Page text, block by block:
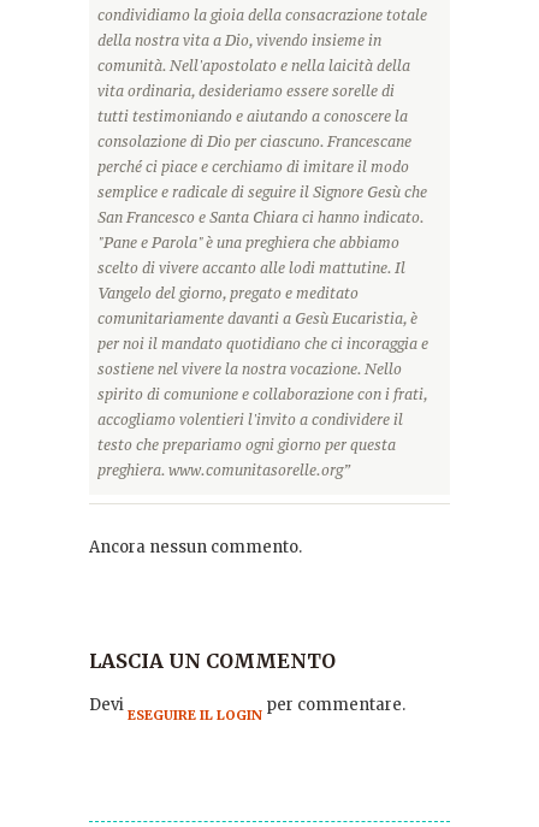
condividiamo la gioia della consacrazione totale
della nostra vita a Dio, vivendo insieme in
comunità. Nell'apostolato e nella laicità della
vita ordinaria, desideriamo essere sorelle di
tutti testimoniando e aiutando a conoscere la
consolazione di Dio per ciascuno. Francescane
perché ci piace e cerchiamo di imitare il modo
semplice e radicale di seguire il Signore Gesù che
San Francesco e Santa Chiara ci hanno indicato.
"Pane e Parola" è una preghiera che abbiamo
scelto di vivere accanto alle lodi mattutine. Il
Vangelo del giorno, pregato e meditato
comunitariamente davanti a Gesù Eucaristia, è
per noi il mandato quotidiano che ci incoraggia e
sostiene nel vivere la nostra vocazione. Nello
spirito di comunione e collaborazione con i frati,
accogliamo volentieri l'invito a condividere il
testo che prepariamo ogni giorno per questa
preghiera. www.comunitasorelle.org”
Ancora nessun commento.
LASCIA UN COMMENTO
Devi ESEGUIRE IL LOGIN per commentare.